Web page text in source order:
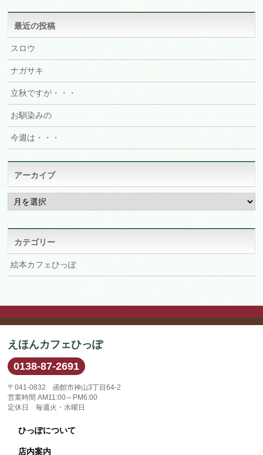
最近の投稿
スロウ
ナガサキ
立秋ですが・・・
お馴染みの
今週は・・・
アーカイブ
ア
ー
カ
カテゴリー
絵本カフェひっぽ
えほんカフェひっぽ
0138-87-2691
〒041-0832 函館市神山3丁目64-2
営業時間 AM11:00～PM6:00
定休日 毎週火・水曜日
ひっぽについて
店内案内